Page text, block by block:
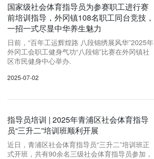
国家级社会体育指导员为参赛职工进行赛
前培训指导，外冈镇108名职工同台竞技，
一招一式尽显中华养生魅力
日前，“百年工运辉煌路 八段锦绣展风华”2025年
外冈工会职工健身气功“八段锦”比赛在外冈镇社
区市民健身中心举办.
2025-07-02
指导员培训 | 2025年青浦区社会体育指导
员“三升二”培训班顺利开展
近日，青浦区社会体育指导员“三升二”培训班正
式开班，共有90余名三级社会体育指导员参加，